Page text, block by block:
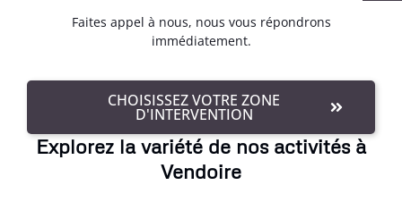
Faites appel à nous, nous vous répondrons
immédiatement.
CHOISISSEZ VOTRE ZONE
D'INTERVENTION
Explorez la variété de nos activités à
Vendoire